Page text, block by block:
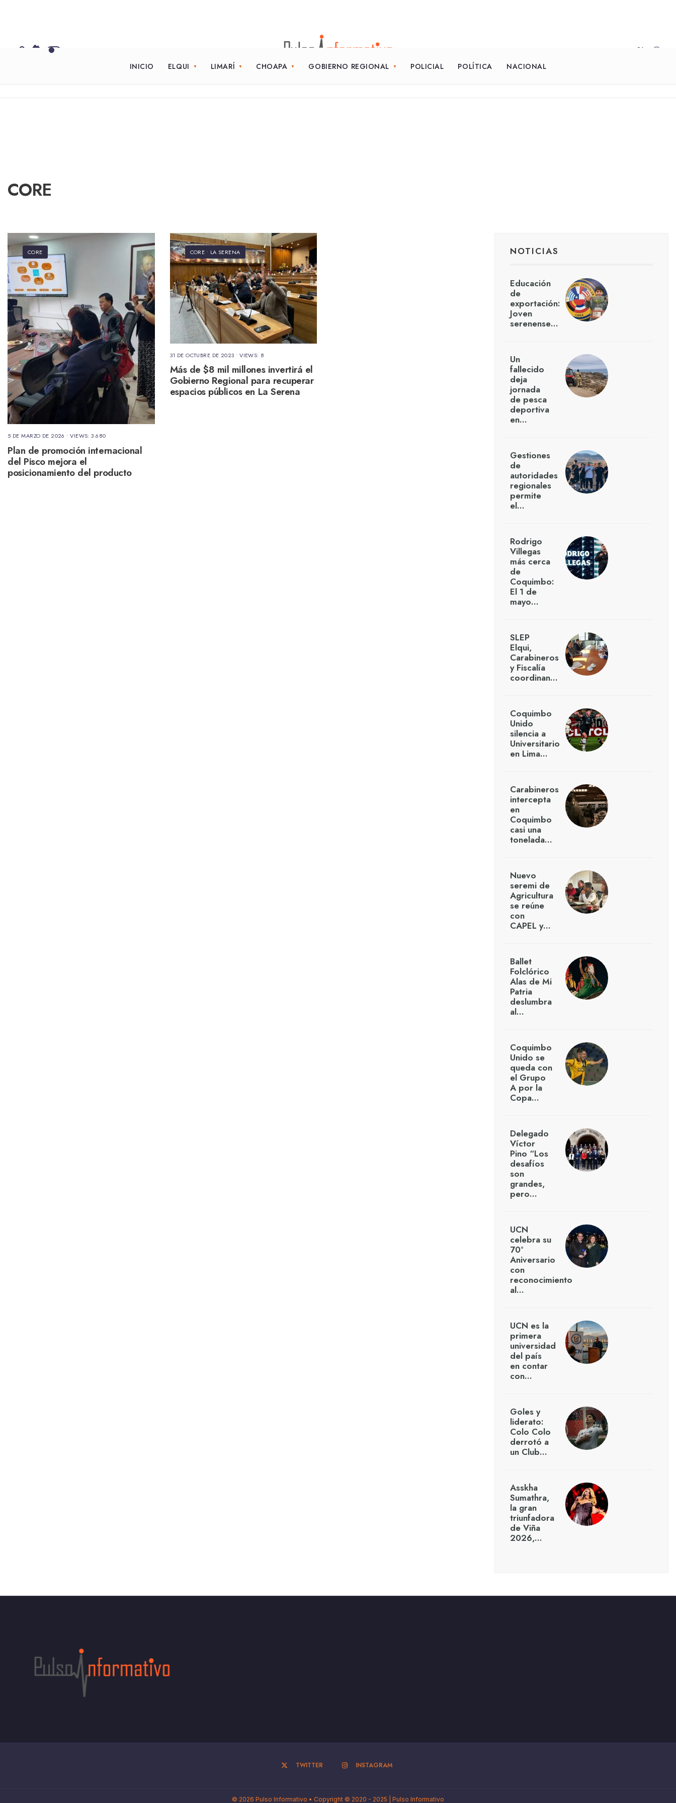
INICIO ELQUI LIMARÍ CHOAPA GOBIERNO REGIONAL POLICIAL POLÍTICA NACIONAL
CORE
CORE
5 DE MARZO DE 2026 •VIEWS: 3.680
Plan de promoción internacional
del Pisco mejora el
posicionamiento del producto
CORE • LA SERENA
31 DE OCTUBRE DE 2023 •VIEWS: 8
Más de $8 mil millones invertirá el
Gobierno Regional para recuperar
espacios públicos en La Serena
NOTICIAS
Educación
de
exportación:
Joven
serenense…
Un
fallecido
deja
jornada
de pesca
deportiva
en…
Gestiones
de
autoridades
regionales
permite
el…
Rodrigo
Villegas
más cerca
de
Coquimbo:
El 1 de
mayo…
SLEP
Elqui,
Carabineros
y Fiscalía
coordinan…
Coquimbo
Unido
silencia a
Universitario
en Lima…
Carabineros
intercepta
en
Coquimbo
casi una
tonelada…
Nuevo
seremi de
Agricultura
se reúne
con
CAPEL y…
Ballet
Folclórico
Alas de Mi
Patria
deslumbra
al…
Coquimbo
Unido se
queda con
el Grupo
A por la
Copa…
Delegado
Víctor
Pino “Los
desafíos
son
grandes,
pero…
UCN
celebra su
70°
Aniversario
con
reconocimiento
al…
UCN es la
primera
universidad
del país
en contar
con…
Goles y
liderato:
Colo Colo
derrotó a
un Club…
Asskha
Sumathra,
la gran
triunfadora
de Viña
2026,…
TWITTER INSTAGRAM
© 2026 Pulso Informativo • Copyright © 2020 - 2025 | Pulso Informativo